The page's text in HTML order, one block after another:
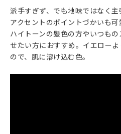
派手すぎず、でも地味ではなく主
アクセントのポイントづかいも可
ハイトーンの髪色の方やいつも
せたい方におすすめ。イエロー
ので、肌に溶け込む色。